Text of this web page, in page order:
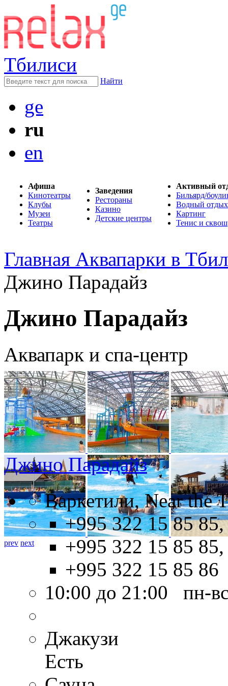
Тбилиси
Найти
ge
ru
en
Афиша
Кинотеатры
Клубы
Музеи
Театры
Заведения
Рестораны
Казино
Детские центры
Активный
Бильярд/
Водный отдых
Картинг
Тенис и сквош
Главная Аквапарки в
Джино Парадайз
Джино Парадайз
Аквапарк и спа-центр
prev next
Джино Парадайз
Варкетили, Near the
+995 322 15 85 85,
+995 322 15 85 85,
+995 322 15 85 86
10:00 до 21:00 пн-
Джакузи
Есть